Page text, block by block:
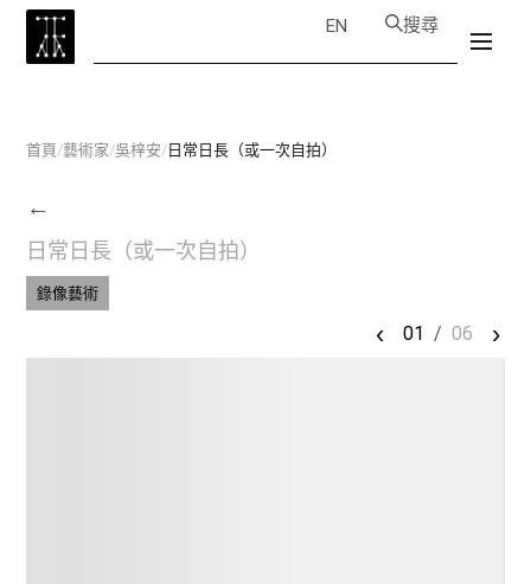
EN 搜尋
首頁/藝術家/吳梓安/日常日長（或一次自拍）
←
日常日長（或一次自拍）
錄像藝術
‹ 01 / 06 ›